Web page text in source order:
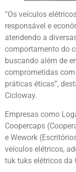
“Os veículos
responsável e
atendendo a
comportamento do
buscando além de
comprometidas
práticas éticas”,
Cicloway.
Empresas como
Coopercaps
e Wework
veículos elétricos,
tuk tuks elétricos da